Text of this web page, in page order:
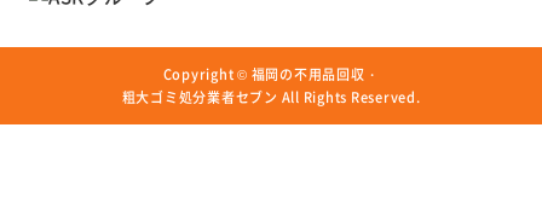
Copyright © 福岡の不用品回収・
粗大ゴミ処分業者セブン All Rights Reserved.